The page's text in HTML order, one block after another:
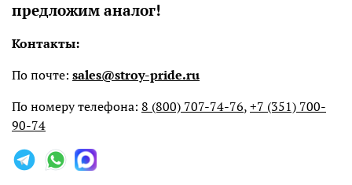
предложим аналог!
Контакты:
По почте: sales@stroy-pride.ru
По номеру телефона: 8 (800) 707-74-76,+7 (351) 700-
90-74